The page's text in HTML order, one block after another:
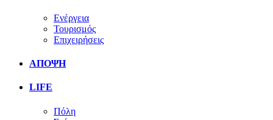
Ενέργεια
Τουρισμός
Επιχειρήσεις
ΑΠΟΨΗ
LIFE
Πόλη